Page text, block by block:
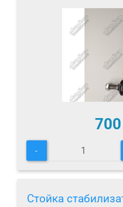
700
-
Стойка